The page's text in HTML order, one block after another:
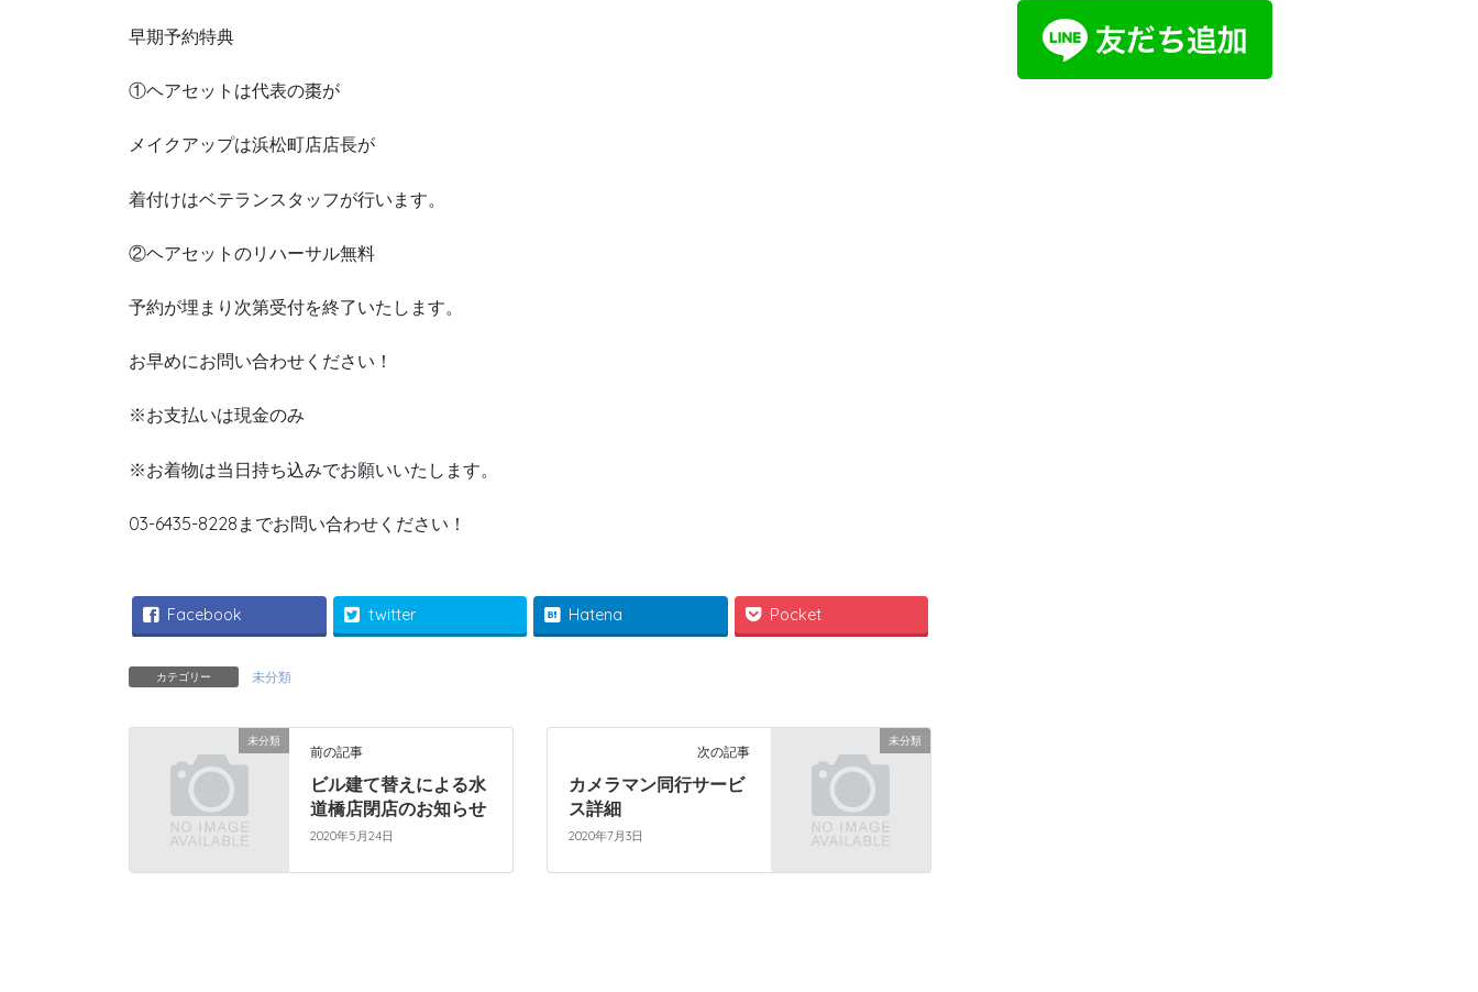
早期予約特典
①ヘアセットは代表の棗が
メイクアップは浜松町店店長が
着付けはベテランスタッフが行います。
②ヘアセットのリハーサル無料
予約が埋まり次第受付を終了いたします。
お早めにお問い合わせください！
※お支払いは現金のみ
※お着物は当日持ち込みでお願いいたします。
03-6435-8228までお問い合わせください！
Facebook twitter Hatena Pocket
カテゴリー 未分類
未分類
前の記事
ビル建て替えによる水
道橋店閉店のお知らせ
2020年5月24日
未分類
次の記事
カメラマン同行サービ
ス詳細
2020年7月3日